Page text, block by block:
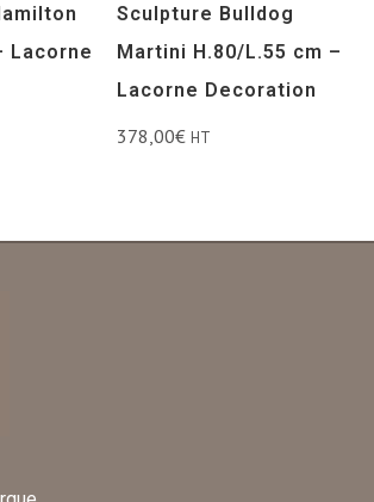
Lacorne
Sculpture Bulldog
Martini H.80/L.55 cm –
Lacorne Decoration
378,00€ HT